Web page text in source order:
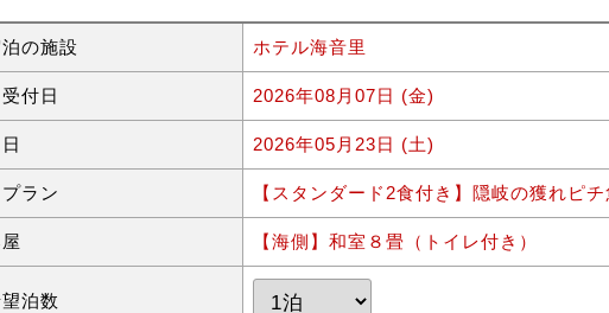
の施設 ホテル海音里
付日 2026年08月07日 (金)
2026年05月23日 (土)
ラン 【スタンダード2食付き】隠岐の獲れピ
【海側】和室８畳（トイレ付き）
泊数